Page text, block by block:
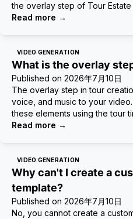
the overlay step of Tour Estate
Read more →
VIDEO GENERATION
What is the overlay
Published on 2026年7月10日
The overlay step in tour
voice, and music to your
these elements using the tour
Read more →
VIDEO GENERATION
Why can't I create a
template?
Published on 2026年7月10日
No, you cannot create a